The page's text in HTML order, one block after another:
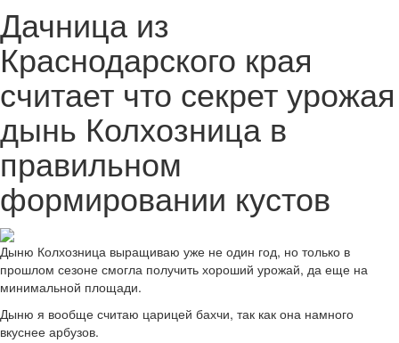
Дачница из
Краснодарского края
считает что секрет урожая
дынь Колхозница в
правильном
формировании кустов
Дыню Колхозница выращиваю уже не один год, но только в
прошлом сезоне смогла получить хороший урожай, да еще на
минимальной площади.
Дыню я вообще считаю царицей бахчи, так как она намного
вкуснее арбузов.